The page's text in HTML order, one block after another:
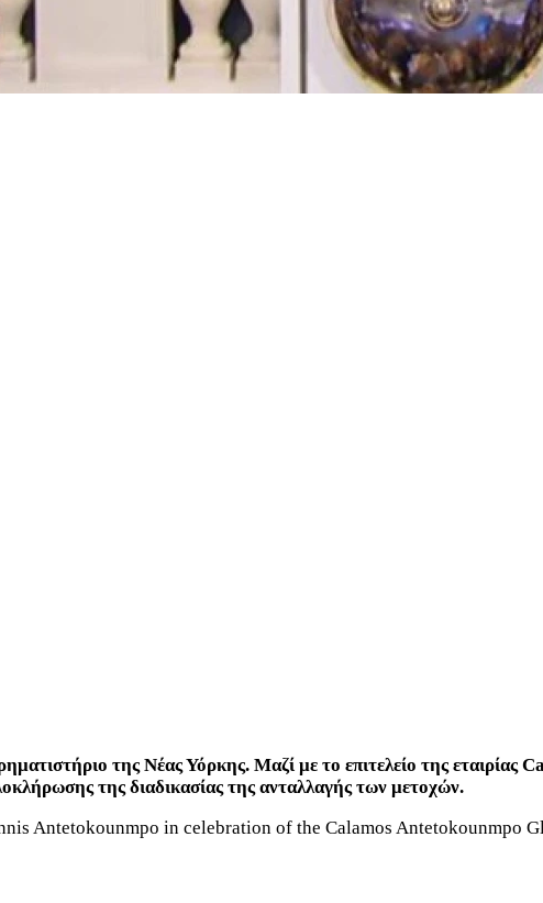
της Νέας Υόρκης. Μαζί με το επιτελείο της
της διαδικασίας της ανταλλαγής των μετοχών.
Antetokounmpo in celebration of the Calamos Antetokounmpo